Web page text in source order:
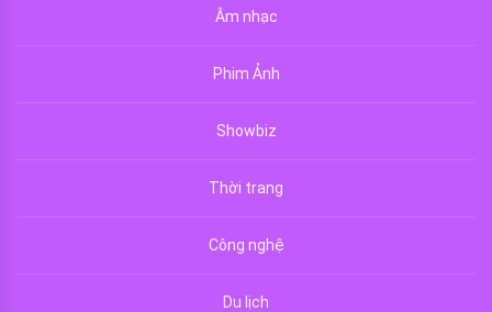
Âm nhạc
Phim Ảnh
Showbiz
Thời trang
Công nghệ
Du lịch